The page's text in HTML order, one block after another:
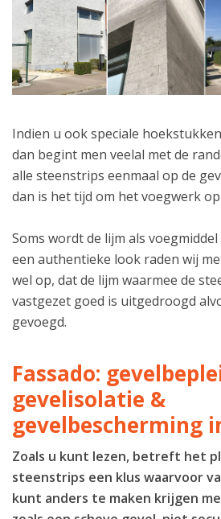
Indien u ook speciale
dan begint men veelal met de
alle steenstrips eenmaal op de
dan is het tijd om het voegwerk
Soms wordt de lijm als
een authentieke look raden wij
wel op, dat de lijm waarmee de
vastgezet goed is uitgedroogd
gevoegd.
Fassado:
gevelisolatie &
gevelbescherming
Zoals u kunt lezen, betreft het
steenstrips een klus waarvoor
kunt anders te maken krijgen